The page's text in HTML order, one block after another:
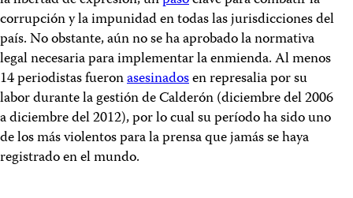
corrupción y la impunidad en todas las jurisdicciones del
país. No obstante, aún no se ha aprobado la normativa
legal necesaria para implementar la enmienda. Al menos
14 periodistas fueronasesinadosen represalia por su
labor durante la gestión de Calderón (diciembre del 2006
a diciembre del 2012), por lo cual su período ha sido uno
de los más violentos para la prensa que jamás se haya
registrado en el mundo.